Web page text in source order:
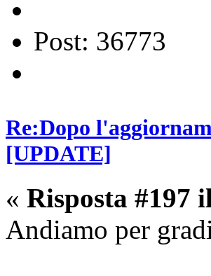
Post: 36773
Re:Dopo
[UPDATE]
« Risposta #197
Andiamo per